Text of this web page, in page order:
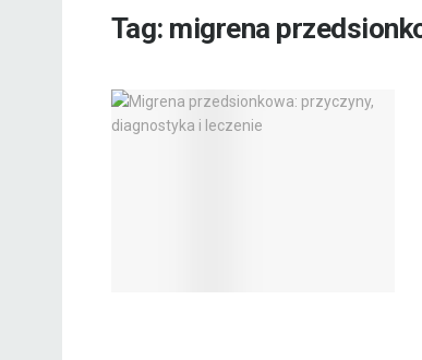
Tag: migrena